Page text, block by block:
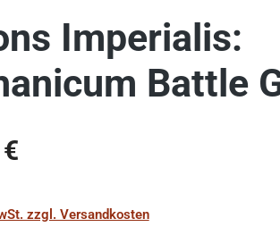
Imperialis:
Battle
zzgl. Versandkosten